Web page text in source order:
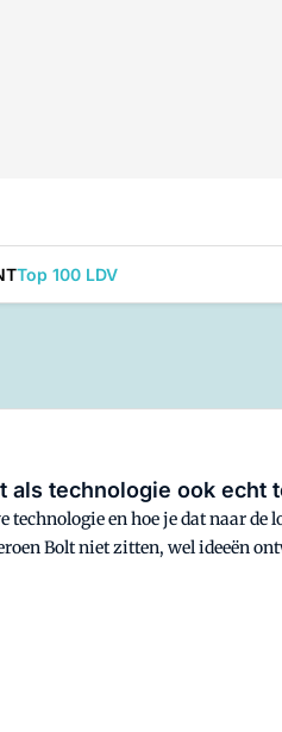
Top 100 LDV
als technologie ook echt
en hoe je dat naar de
Bolt niet zitten, wel ideeën